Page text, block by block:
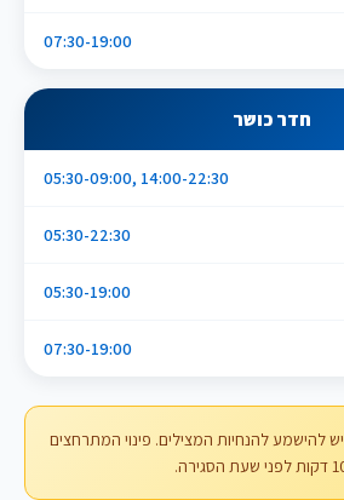
07:30-19:00
חדר כושר
05:30-09:00, 14:00-22:30
05:30-22:30
05:30-19:00
07:30-19:00
יש להישמע להנחיות המצילים. פינוי המתרחצים